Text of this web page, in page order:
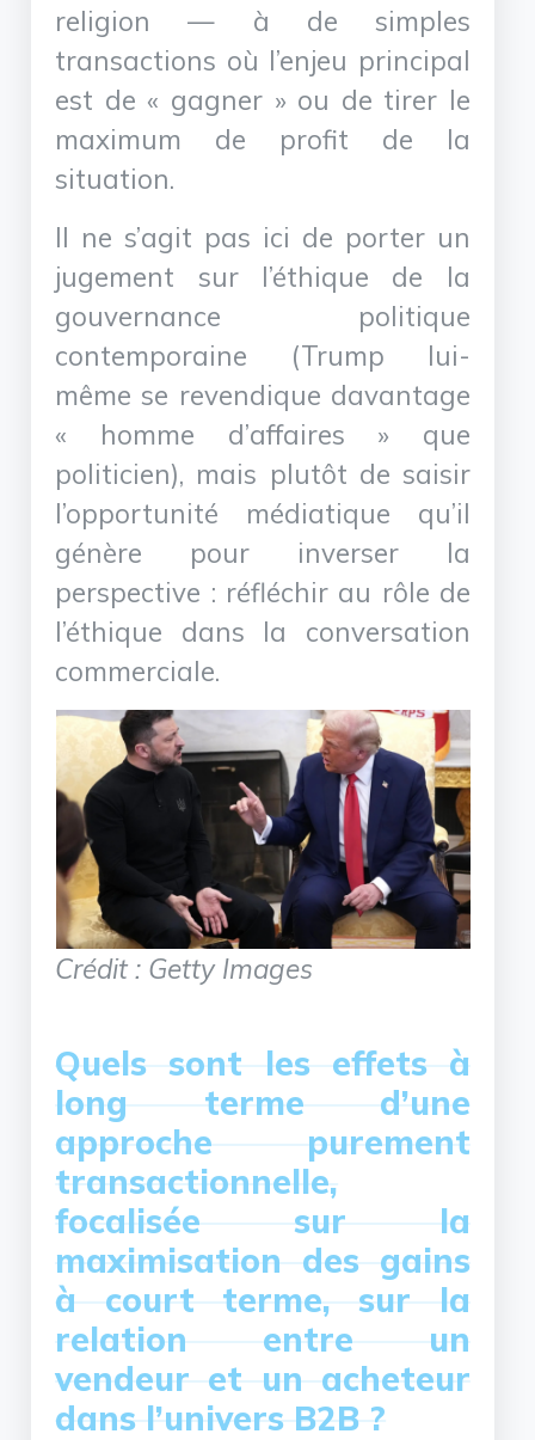
religion — à de simples
transactions où l’enjeu principal
est de « gagner » ou de tirer le
maximum de profit de la
situation.
Il ne s’agit pas ici de porter un
jugement sur l’éthique de la
gouvernance politique
contemporaine (Trump lui-
même se revendique davantage
« homme d’affaires » que
politicien), mais plutôt de saisir
l’opportunité médiatique qu’il
génère pour inverser la
perspective : réfléchir au rôle de
l’éthique dans la conversation
commerciale.
Crédit : Getty Images
Quels sont les effets à
long terme d’une
approche purement
transactionnelle,
focalisée sur la
maximisation des gains
à court terme, sur la
relation entre un
vendeur et un acheteur
dans l’univers B2B ?